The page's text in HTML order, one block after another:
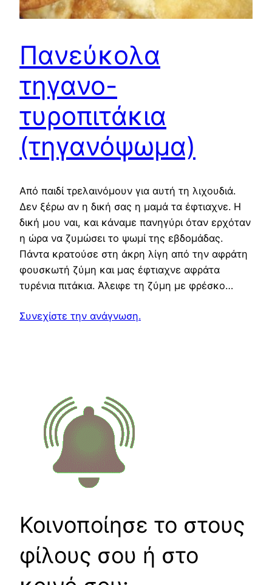
Πανεύκολα
τηγανο-
τυροπιτάκια
(τηγανόψωμα)
Από παιδί τρελαινόμουν για αυτή τη λιχουδιά.
Δεν ξέρω αν η δική σας η μαμά τα έφτιαχνε. Η
δική μου ναι, και κάναμε πανηγύρι όταν ερχόταν
η ώρα να ζυμώσει το ψωμί της εβδομάδας.
Πάντα κρατούσε στη άκρη λίγη από την αφράτη
φουσκωτή ζύμη και μας έφτιαχνε αφράτα
τυρένια πιτάκια. Άλειφε τη ζύμη με φρέσκο…
Συνεχίστε την ανάγνωση.
Κοινοποίησε το στους
φίλους σου ή στο